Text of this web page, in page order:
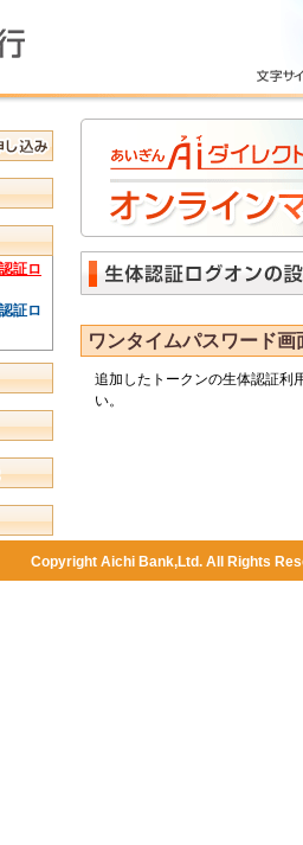
証ロ
証ロ
ワンタイムパスワード
追加したトークンの生体認証利
い。
Copyright Aichi Bank,Ltd. All Rights